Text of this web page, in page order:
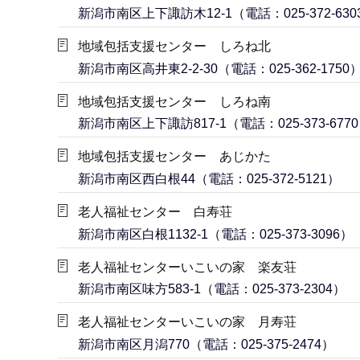
新潟市南区上下諏訪木12-1（電話：025-372-6303
地域包括支援センター しろね北
新潟市南区高井東2-2-30（電話：025-362-1750）
地域包括支援センター しろね南
新潟市南区上下諏訪817-1（電話：025-373-6770
地域包括支援センター あじかた
新潟市南区西白根44（電話：025-372-5121）
老人福祉センター 白寿荘
新潟市南区白根1132-1（電話：025-373-3096）
老人福祉センターいこいの家 楽友荘
新潟市南区味方583-1（電話：025-373-2304）
老人福祉センターいこいの家 月寿荘
新潟市南区月潟770（電話：025-375-2474）